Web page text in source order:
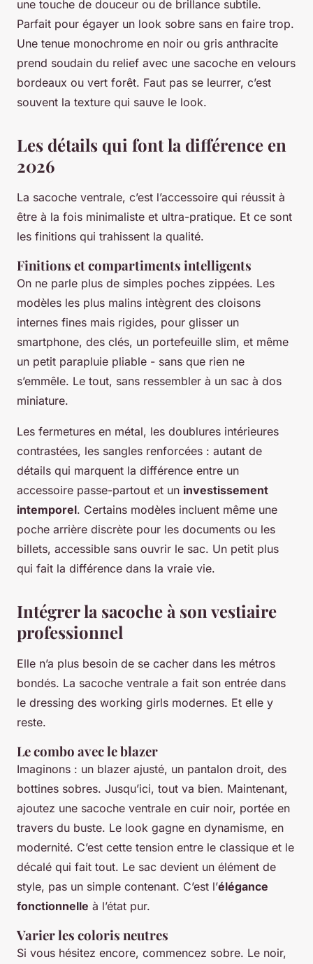
une touche de douceur ou de brillance subtile.
Parfait pour égayer un look sobre sans en faire trop.
Une tenue monochrome en noir ou gris anthracite
prend soudain du relief avec une sacoche en velours
bordeaux ou vert forêt. Faut pas se leurrer, c’est
souvent la texture qui sauve le look.
Les détails qui font la différence en
2026
La sacoche ventrale, c’est l’accessoire qui réussit à
être à la fois minimaliste et ultra-pratique. Et ce sont
les finitions qui trahissent la qualité.
Finitions et compartiments intelligents
On ne parle plus de simples poches zippées. Les
modèles les plus malins intègrent des cloisons
internes fines mais rigides, pour glisser un
smartphone, des clés, un portefeuille slim, et même
un petit parapluie pliable - sans que rien ne
s’emmêle. Le tout, sans ressembler à un sac à dos
miniature.
Les fermetures en métal, les doublures intérieures
contrastées, les sangles renforcées : autant de
détails qui marquent la différence entre un
accessoire passe-partout et un investissement
intemporel. Certains modèles incluent même une
poche arrière discrète pour les documents ou les
billets, accessible sans ouvrir le sac. Un petit plus
qui fait la différence dans la vraie vie.
Intégrer la sacoche à son vestiaire
professionnel
Elle n’a plus besoin de se cacher dans les métros
bondés. La sacoche ventrale a fait son entrée dans
le dressing des working girls modernes. Et elle y
reste.
Le combo avec le blazer
Imaginons : un blazer ajusté, un pantalon droit, des
bottines sobres. Jusqu’ici, tout va bien. Maintenant,
ajoutez une sacoche ventrale en cuir noir, portée en
travers du buste. Le look gagne en dynamisme, en
modernité. C’est cette tension entre le classique et le
décalé qui fait tout. Le sac devient un élément de
style, pas un simple contenant. C’est l’élégance
fonctionnelle à l’état pur.
Varier les coloris neutres
Si vous hésitez encore, commencez sobre. Le noir,